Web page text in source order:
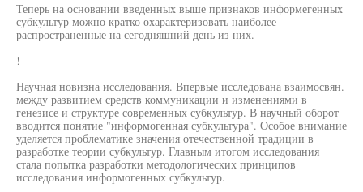
Теперь на основании введенных выше признаков информегенных
субкультур можно кратко охарактеризовать наиболее
распространенные на сегодняшний день из них.
!
Научная новизна исследования. Впервые исследована взаимосвян.
между развитием средств коммуникации и изменениями в
генезисе и структуре современных субкультур. В научный оборот
вводится понятие "информогенная субкультура". Особое внимание
уделяется проблематике значения отечественной традиции в
разработке теории субкультур. Главным итогом исследования
стала попытка разработки методологических принципов
исследования информогенных субкультур.